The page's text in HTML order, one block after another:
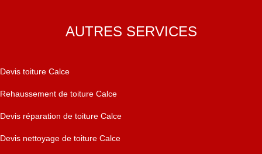
AUTRES SERVICES
Devis toiture Calce
Rehaussement de toiture Calce
Devis réparation de toiture Calce
Devis nettoyage de toiture Calce